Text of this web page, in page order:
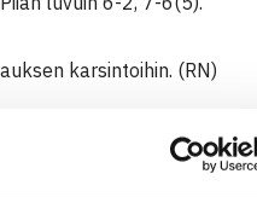
karsintoihin. (RN)